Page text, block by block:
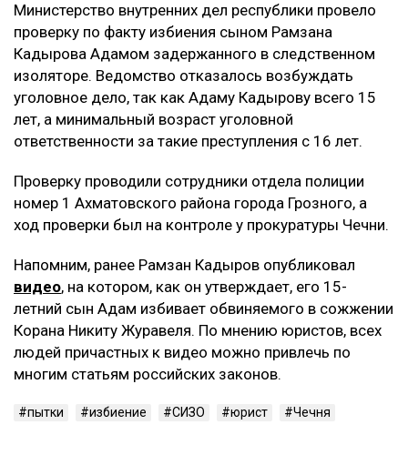
Министерство внутренних дел республики провело
проверку по факту избиения сыном Рамзана
Кадырова Адамом задержанного в следственном
изоляторе. Ведомство отказалось возбуждать
уголовное дело, так как Адаму Кадырову всего 15
лет, а минимальный возраст уголовной
ответственности за такие преступления с 16 лет.
Проверку проводили сотрудники отдела полиции
номер 1 Ахматовского района города Грозного, а
ход проверки был на контроле у прокуратуры Чечни.
Напомним, ранее Рамзан Кадыров опубликовал
видео, на котором, как он утверждает, его 15-
летний сын Адам избивает обвиняемого в сожжении
Корана Никиту Журавеля. По мнению юристов, всех
людей причастных к видео можно привлечь по
многим статьям российских законов.
пытки избиение СИЗО юрист Чечня